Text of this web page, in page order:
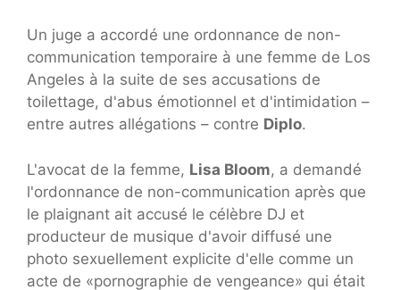
Un juge a accordé une ordonnance de non-
communication temporaire à une femme de Los
Angeles à la suite de ses accusations de
toilettage, d'abus émotionnel et d'intimidation –
entre autres allégations – contre Diplo.
L'avocat de la femme, Lisa Bloom, a demandé
l'ordonnance de non-communication après que
le plaignant ait accusé le célèbre DJ et
producteur de musique d'avoir diffusé une
photo sexuellement explicite d'elle comme un
acte de «pornographie de vengeance» qui était